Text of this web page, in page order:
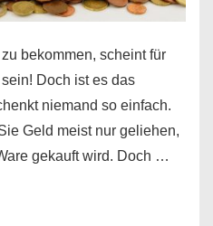
bekommen, scheint für
Doch ist es das
niemand so einfach.
Geld meist nur geliehen,
gekauft wird. Doch …